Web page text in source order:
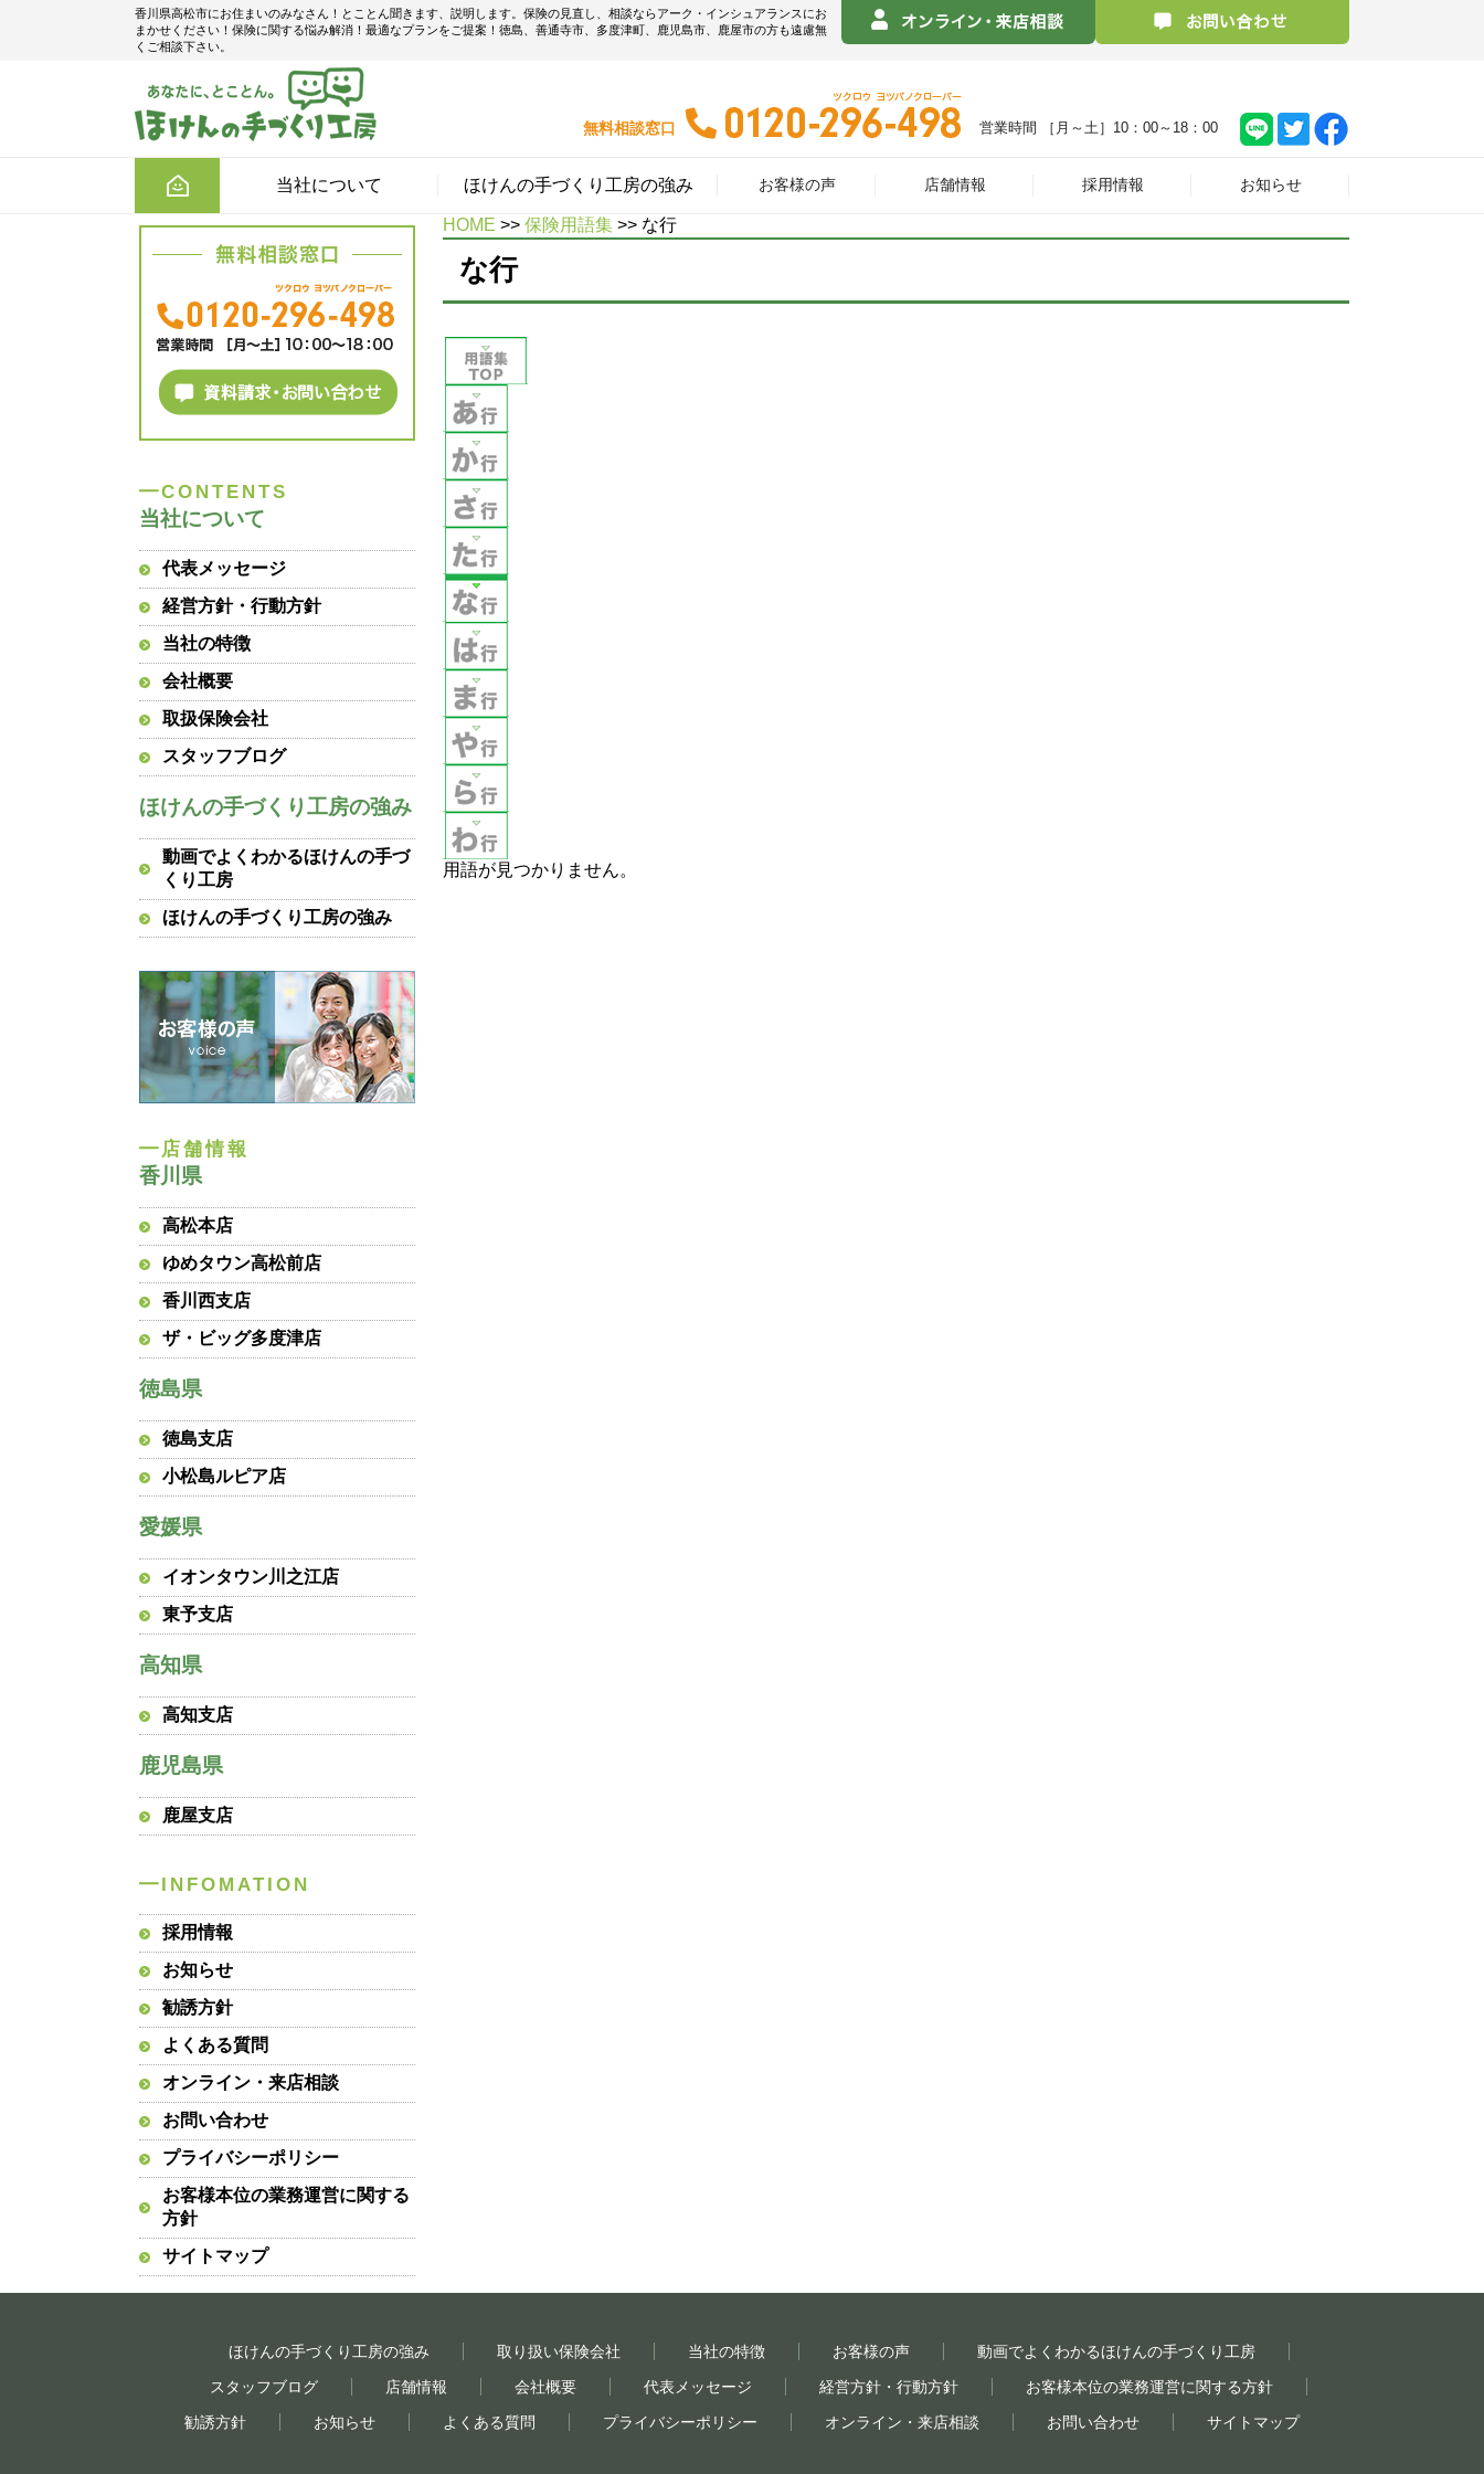
香川県高松市にお住まいのみなさん！とことん聞きます、説明します。保険の見直し、相談ならアーク・インシュアランスにお
まかせください！保険に関する悩み解消！最適なプランをご提案！徳島、善通寺市、多度津町、鹿児島市、鹿屋市の方も遠慮無
くご相談下さい。
無料相談窓口 営業時間 ［月～土］ 10：00～18：00
当社について ほけんの手づくり工房の強み お客様の声 店舗情報 採用情報 お知らせ
HOME >> 保険用語集 >> な行
な行
用語が見つかりません。
当社について
代表メッセージ
経営方針・行動方針
当社の特徴
会社概要
取扱保険会社
スタッフブログ
ほけんの手づくり工房の強み
動画でよくわかるほけんの手づ
くり工房
ほけんの手づくり工房の強み
香川県
高松本店
ゆめタウン高松前店
香川西支店
ザ・ビッグ多度津店
徳島県
徳島支店
小松島ルピア店
愛媛県
イオンタウン川之江店
東予支店
高知県
高知支店
鹿児島県
鹿屋支店
採用情報
お知らせ
勧誘方針
よくある質問
オンライン・来店相談
お問い合わせ
プライバシーポリシー
お客様本位の業務運営に関する
方針
サイトマップ
ほけんの手づくり工房の強み 取り扱い保険会社 当社の特徴 お客様の声
動画でよくわかるほけんの手づくり工房
スタッフブログ
店舗情報 会社概要 代表メッセージ 経営方針・行動方針
お客様本位の業務運営に関する方針
勧誘方針
お知らせ よくある質問 プライバシーポリシー オンライン・来店相談 お問い合わせ サイトマップ